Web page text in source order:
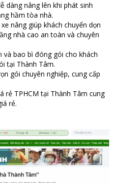
dàng nâng lên khi phát sinh
hầm tòa nhà.
nâng giúp khách chuyển dọn
nhà cao an toàn và chuyên
bao bì đóng gói cho khách
tại Thành Tâm.
gói chuyên nghiệp, cung cấp
rẻ TPHCM tại Thành Tâm cung
rẻ.